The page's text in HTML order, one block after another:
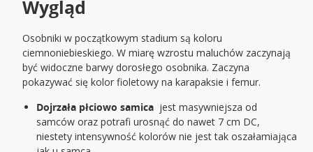
Wygląd
Osobniki w początkowym stadium są koloru
ciemnoniebieskiego. W miarę wzrostu maluchów zaczynają
być widoczne barwy dorosłego osobnika. Zaczyna
pokazywać się kolor fioletowy na karapaksie i femur.
Dojrzała płciowo samica jest masywniejsza od
samców oraz potrafi urosnąć do nawet 7 cm DC,
niestety intensywność kolorów nie jest tak oszałamiająca